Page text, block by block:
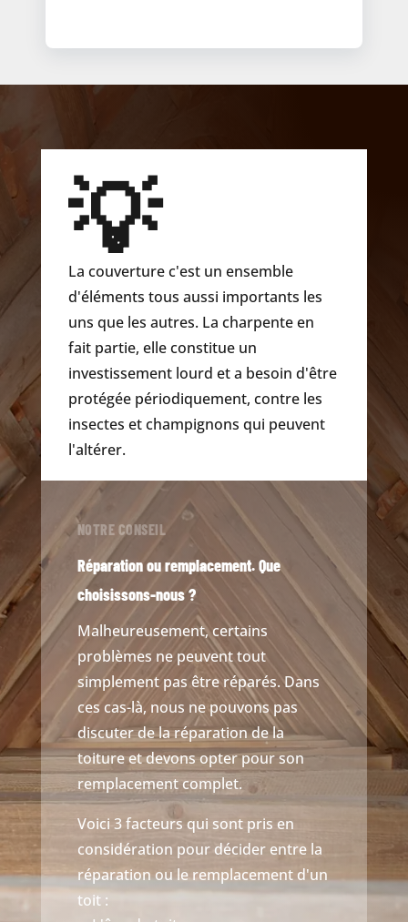
💡
La couverture c'est un ensemble
d'éléments tous aussi importants les
uns que les autres. La charpente en
fait partie, elle constitue un
investissement lourd et a besoin d'être
protégée périodiquement, contre les
insectes et champignons qui peuvent
l'altérer.
NOTRE CONSEIL
Réparation ou remplacement. Que
choisissons-nous ?
Malheureusement, certains
problèmes ne peuvent tout
simplement pas être réparés. Dans
ces cas-là, nous ne pouvons pas
discuter de la réparation de la
toiture et devons opter pour son
remplacement complet.
Voici 3 facteurs qui sont pris en
considération pour décider entre la
réparation ou le remplacement d'un
toit :